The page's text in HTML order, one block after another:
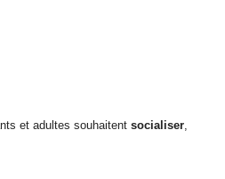
et adultes souhaitent socialiser,